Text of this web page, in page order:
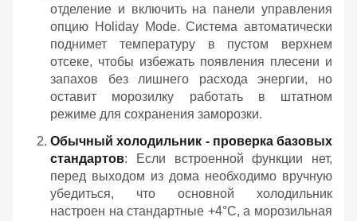
отделение и включить на панели управления
опцию Holiday Mode. Система автоматически
поднимет температуру в пустом верхнем
отсеке, чтобы избежать появления плесени и
запахов без лишнего расхода энергии, но
оставит морозилку работать в штатном
режиме для сохранения заморозки.
Обычный холодильник - проверка базовых
стандартов: Если встроенной функции нет,
перед выходом из дома необходимо вручную
убедиться, что основной холодильник
настроен на стандартные +4°C, а морозильная